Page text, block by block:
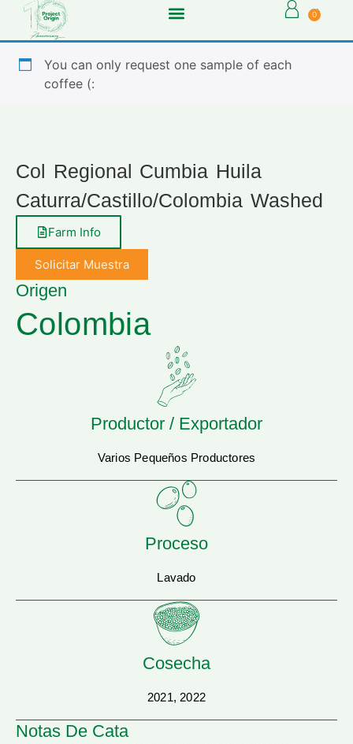
0
You can only request one sample of each
coffee (:
Col Regional Cumbia Huila
Caturra/Castillo/Colombia Washed
Farm Info
Solicitar Muestra
Origen
Colombia
Productor / Exportador
Varios Pequeños Productores
Proceso
Lavado
Cosecha
2021, 2022
Notas De Cata